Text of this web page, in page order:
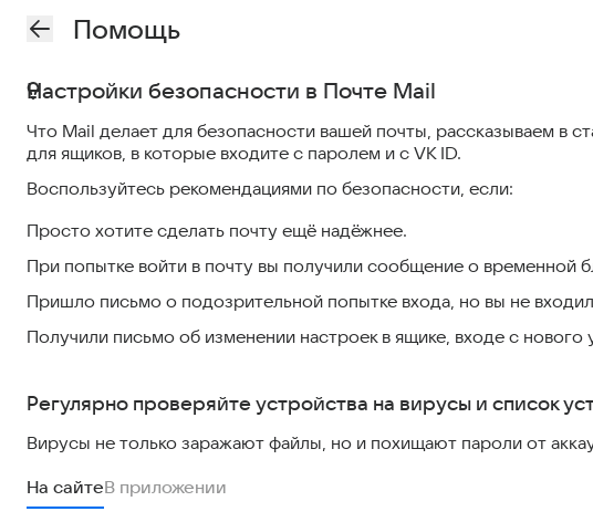
Помощь
Настройки безопасности в Почте Mail
Что Mail делает для безопасности вашей почты, рассказываем в
для ящиков, в которые входите с паролем и с VK ID.
Воспользуйтесь рекомендациями по безопасности, если:
Просто хотите сделать почту ещё надёжнее.
При попытке войти в почту вы получили сообщение о временной
Пришло письмо о подозрительной попытке входа, но вы не
Получили письмо об изменении настроек в ящике, входе с
Регулярно проверяйте устройства на вирусы и список
Вирусы не только заражают файлы, но и похищают пароли от
На сайтеВ приложении